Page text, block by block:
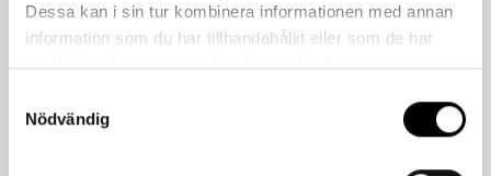
Dessa kan i sin tur kombinera informationen med annan
information som du har tillhandahållit eller som de har
samlat in när du har använt deras tjänster.
Nödvändig
Artikelnummer Benämning Dimensioner LxBxH
10000 x 150